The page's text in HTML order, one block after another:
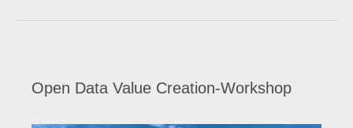
Open Data Value Creation-Workshop